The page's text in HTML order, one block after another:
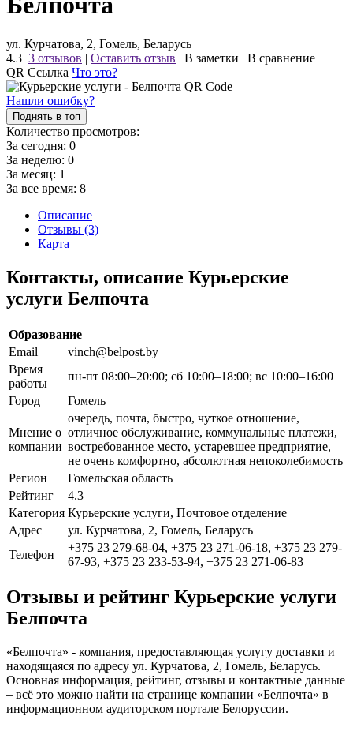
ул. Курчатова, 2, Гомель, Беларусь
4.3 3 отзывов | Оставить отзыв | В заметки | В сравнение
QR Ссылка Что это?
Нашли ошибку?
Поднять в топ
Количество просмотров:
За сегодня: 0
За неделю: 0
За месяц: 1
За все время: 8
Описание
Отзывы (3)
Карта
Контакты, описание Курьерские
услуги Белпочта
Образование
Email
vinch@belpost.by
Время
работы
пн-пт 08:00–20:00; сб 10:00–18:00; вс 10:00–16:00
Город
Гомель
Мнение о
компании
очередь, почта, быстро, чуткое отношение,
отличное обслуживание, коммунальные платежи,
востребованное место, устаревшее предприятие,
не очень комфортно, абсолютная непоколебимость
Регион
Гомельская область
Рейтинг
4.3
Категория Курьерские услуги, Почтовое отделение
Адрес
ул. Курчатова, 2, Гомель, Беларусь
Телефон
+375 23 279-68-04, +375 23 271-06-18, +375 23 279-
67-93, +375 23 233-53-94, +375 23 271-06-83
Отзывы и рейтинг Курьерские услуги
Белпочта
«Белпочта» - компания, предоставляющая услугу доставки и
находящаяся по адресу ул. Курчатова, 2, Гомель, Беларусь.
Основная информация, рейтинг, отзывы и контактные данные
– всё это можно найти на странице компании «Белпочта» в
информационном аудиторском портале Белоруссии.